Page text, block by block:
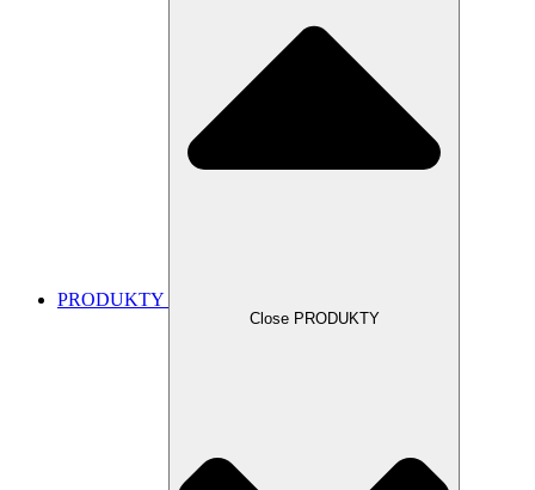
PRODUKTY
Close PRODUKTY